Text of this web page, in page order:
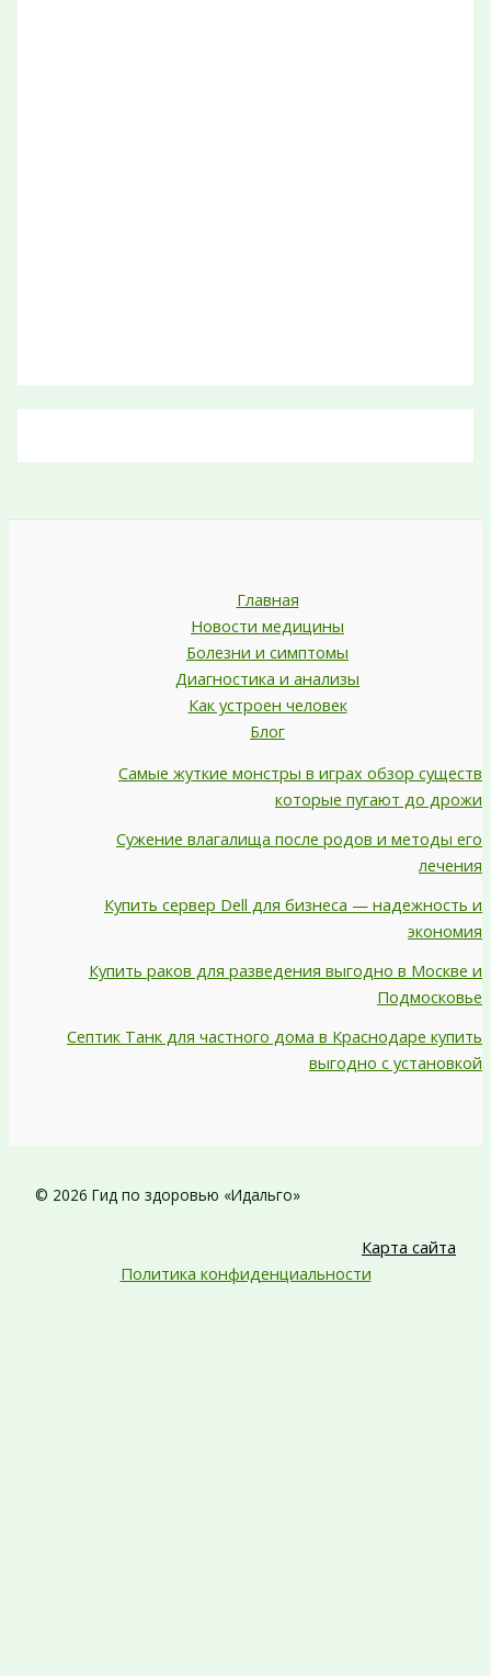
Главная
Новости медицины
Болезни и симптомы
Диагностика и анализы
Как устроен человек
Блог
Самые жуткие монстры в играх обзор существ
которые пугают до дрожи
Сужение влагалища после родов и методы его
лечения
Купить сервер Dell для бизнеса — надежность и
экономия
Купить раков для разведения выгодно в Москве и
Подмосковье
Септик Танк для частного дома в Краснодаре купить
выгодно с установкой
© 2026 Гид по здоровью «Идальго»
Карта сайта
Политика конфиденциальности